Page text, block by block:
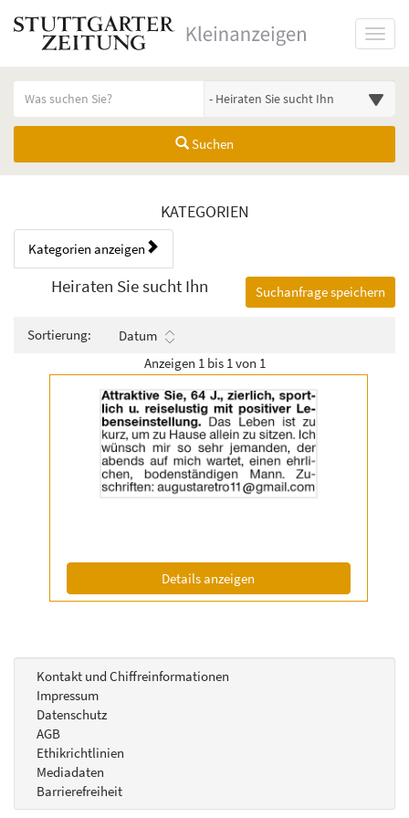
Suchen
Kategorien & Anzeigen
KATEGORIEN
Kategorien anzeigen
Bedienhinweis: Navigieren Sie mit Tab (Shift+Tab zurück). Drücken
Rubrik:
Heiraten Sie sucht Ihn Suchanfrage speichern
Sortierung:
Datum
Anzeigen 1 bis 1 von 1
der
Anzeige
2060866
anzeigen
|
Info:
Details anzeigen
Kontakt und Chiffreinformationen
Impressum
Datenschutz
AGB
Ethikrichtlinien
Mediadaten
Barrierefreiheit